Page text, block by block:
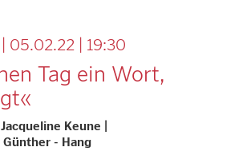
05.02.22 | 19:30
Tag ein Wort,
Keune |
Günther - Hang